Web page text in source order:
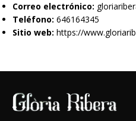
Correo electrónico:
Teléfono: 646164345
Sitio web: https://